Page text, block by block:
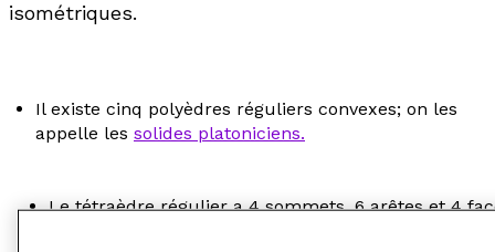
isométriques.
Il existe cinq polyèdres réguliers convexes; on les
appelle les solides platoniciens.
Le tétraèdre régulier a 4 sommets, 6 arêtes et 4